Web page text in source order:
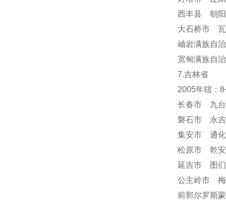
西丰县 朝
大石桥市
岫岩满族自
宽甸满族自
7.吉林省
2005年辖：
长春市 九
磐石市 永
集安市 通
松原市 乾
延吉市 图
公主岭市
前郭尔罗斯